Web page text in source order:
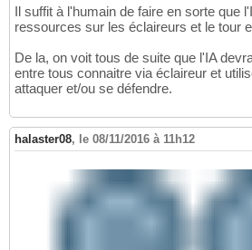
Il suffit à l'humain de faire en sorte que
ressources sur les éclaireurs et le tour
De la, on voit tous de suite que l'IA
entre tous connaitre via éclaireur et
attaquer et/ou se défendre.
halaster08, le 08/11/2016 à 11h12